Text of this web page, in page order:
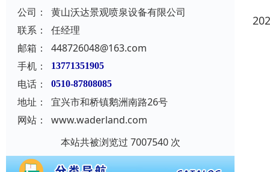
公司：
黄山沃达景观喷泉设备有限公司
联系：
任经理
邮箱：
448726048@163.com
手机：
13771351905
电话： 0510-87808085
地址：
宜兴市和桥镇鹅洲南路26号
网站：
www.waderland.com
本站共被浏览过 7007540 次